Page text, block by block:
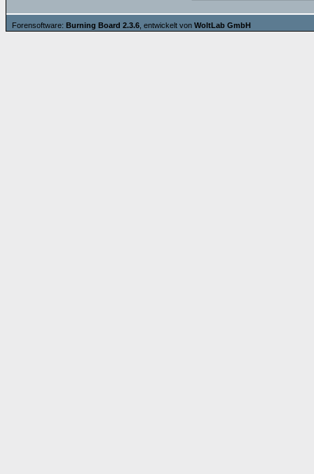
Forensoftware: Burning Board 2.3.6 , entwickelt von WoltLab GmbH